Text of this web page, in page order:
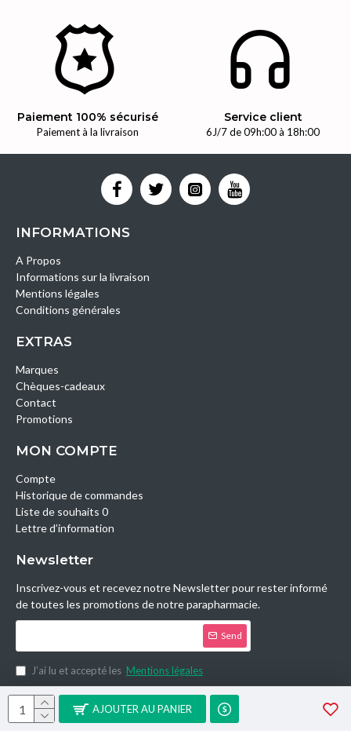
AJOUTER AU PANIER
Paiement 100% sécurisé
Paiement à la livraison
Service client
6J/7 de 09h:00 à 18h:00
INFORMATIONS
A Propos
Informations sur la livraison
Mentions légales
Conditions générales
EXTRAS
Marques
Chèques-cadeaux
Contact
Promotions
MON COMPTE
Compte
Historique de commandes
Liste de souhaits 0
Lettre d’information
Newsletter
Inscrivez-vous et recevez notre Newsletter pour rester informé
de toutes les promotions de notre parapharmacie.
Send
J’ai lu et accepté les Mentions légales
Copyright © 2014, Parashop.tn, All Rights Reserved.